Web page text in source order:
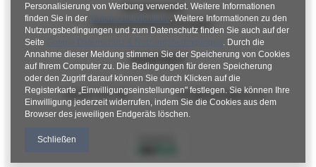
Verordnungen
Datenschutzbestimmungen
KONTAKT
+48 601 547 740 hurt@factoryprice.eu
Personalisierung von Werbung verwendet. Weitere Informationen
finden Sie in der
Datenschutzrichtlinie. Weitere Informationen zu den
Nutzungsbedingungen und zum Datenschutz finden Sie auch auf der
Seite
. Durch die
Annahme dieser Meldung stimmen Sie der Speicherung von Cookies
auf Ihrem Computer zu. Die Bedingungen für deren Speicherung
oder den Zugriff darauf können Sie durch Klicken auf die
Registerkarte „Einwilligungseinstellungen" festlegen. Sie können Ihre
Einwilligung jederzeit widerrufen, indem Sie die Cookies aus dem
Browser des jeweiligen Endgeräts löschen.
Schließen